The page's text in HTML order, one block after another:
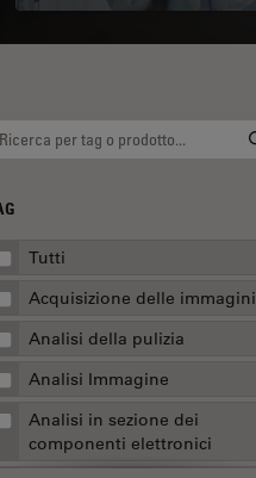
Tutti
Acquisizione delle immagini
Analisi della pulizia
Analisi Immagine
Analisi in sezione dei
componenti elettronici